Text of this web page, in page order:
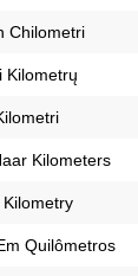
Chilometri
Kilometrų
Kilometers
Quilômetros